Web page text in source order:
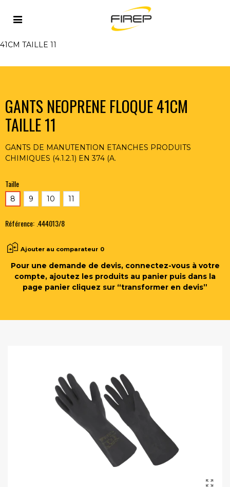
Accueil MAINS > GANTS POUR
GANTS NEOPRENE FLOQUE
41CM TAILLE 11
GANTS NEOPRENE FLOQUE 41CM
TAILLE 11
GANTS DE MANUTENTION ETANCHES PRODUITS
CHIMIQUES (4.1.2.1) EN 374 (A.
Taille
8 9 10 11
Référence: .444013/8
Ajouter au comparateur 0
Pour une demande de devis, connectez-vous à votre
compte, ajoutez les produits au panier puis dans la
page panier cliquez sur “transformer en devis”